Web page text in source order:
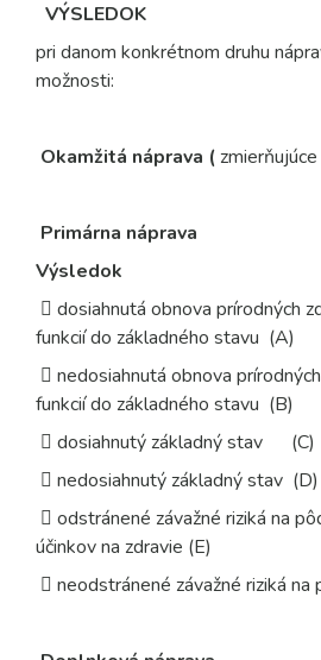
VÝSLEDOK
pri danom konkrétnom druhu
možnosti:
Okamžitá náprava (
Primárna náprava
Výsledok
 dosiahnutá obnova prírodných
funkcií do základného stavu (A)
 nedosiahnutá obnova
funkcií do základného stavu (B)
 dosiahnutý základný stav (C)
 nedosiahnutý základný stav (D)
 odstránené závažné riziká na
účinkov na zdravie (E)
 neodstránené závažné riziká na